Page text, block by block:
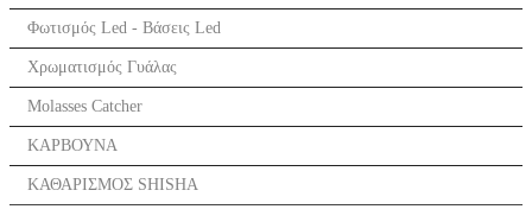
Φωτισμός Led - Βάσεις Led
Χρωματισμός Γυάλας
Molasses Catcher
ΚΑΡΒΟΥΝΑ
ΚΑΘΑΡΙΣΜΟΣ SHISHA